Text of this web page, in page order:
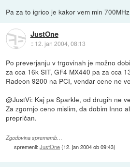
Pa za to igrico je kakor vem min
JustOne
:: 12. jan 2004, 08:13
Po preverjanju v trgovinah je možno
za cca 16k SIT, GF4 MX440 pa za cca
Radeon 9200 na PCI, vendar cene ne
@JustVi: Kaj pa Sparkle, od drugih ne
Za zgornjo ceno mislim, da dobim Inno
prepričan.
Zgodovina sprememb…
spremenil:JustOne(12. jan 2004 ob 09:43)